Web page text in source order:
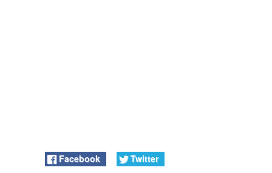
Facebook Twitter